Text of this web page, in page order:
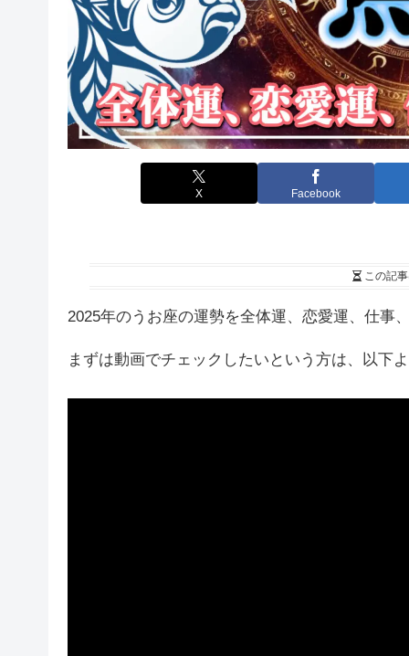
X Facebook
この記
2025年のうお座の運勢を全体運、恋愛運、仕事
まずは動画でチェックしたいという方は、以下